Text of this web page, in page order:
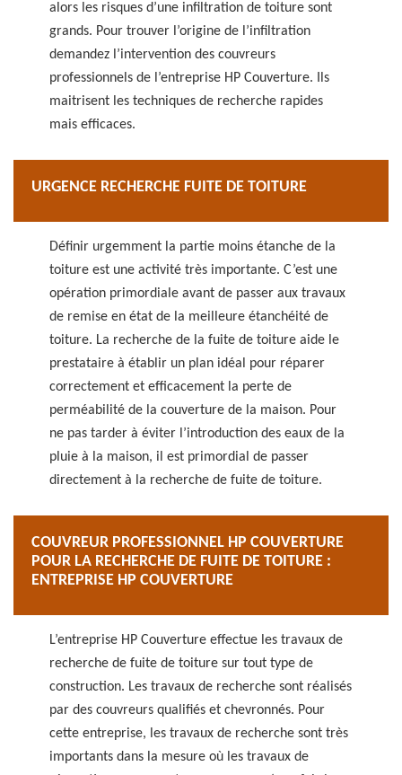
alors les risques d’une infiltration de toiture sont
grands. Pour trouver l’origine de l’infiltration
demandez l’intervention des couvreurs
professionnels de l’entreprise HP Couverture. Ils
maitrisent les techniques de recherche rapides
mais efficaces.
URGENCE RECHERCHE FUITE DE TOITURE
Définir urgemment la partie moins étanche de la
toiture est une activité très importante. C’est une
opération primordiale avant de passer aux travaux
de remise en état de la meilleure étanchéité de
toiture. La recherche de la fuite de toiture aide le
prestataire à établir un plan idéal pour réparer
correctement et efficacement la perte de
perméabilité de la couverture de la maison. Pour
ne pas tarder à éviter l’introduction des eaux de la
pluie à la maison, il est primordial de passer
directement à la recherche de fuite de toiture.
COUVREUR PROFESSIONNEL HP COUVERTURE
POUR LA RECHERCHE DE FUITE DE TOITURE :
ENTREPRISE HP COUVERTURE
L’entreprise HP Couverture effectue les travaux de
recherche de fuite de toiture sur tout type de
construction. Les travaux de recherche sont réalisés
par des couvreurs qualifiés et chevronnés. Pour
cette entreprise, les travaux de recherche sont très
importants dans la mesure où les travaux de